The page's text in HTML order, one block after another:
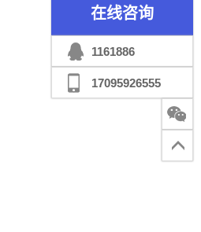
在线咨询
1161886
17095926555